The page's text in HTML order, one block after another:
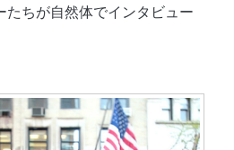
たちが自然体でインタビュー